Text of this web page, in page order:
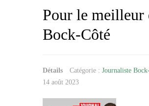
Pour le meilleur
Bock-Côté
Détails Catégorie : Journaliste
14 août 2023